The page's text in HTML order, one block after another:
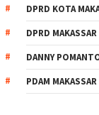
DPRD KOTA
DPRD MAKASSAR
DANNY
PDAM MAKASSAR